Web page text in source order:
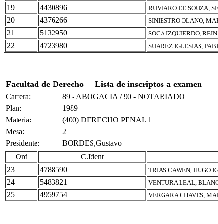
19 4430896 RUVIARO DE SOUZA,
20 4376266 SINIESTRO OLANO,
21 5132950 SOCA IZQUIERDO,
22 4723980 SUAREZ IGLESIAS,
Facultad de Derecho Lista de inscriptos a examen
Carrera:
89 - ABOGACIA / 90 - NOTARIADO
Plan:
1989
Materia:
(400) DERECHO PENAL 1
Mesa:
2
Presidente:
BORDES,Gustavo
Ord
C.Ident
23
4788590 TRIAS CAWEN, HUGO
24 5483821 VENTURA LEAL,
25 4959754 VERGARA CHAVES,